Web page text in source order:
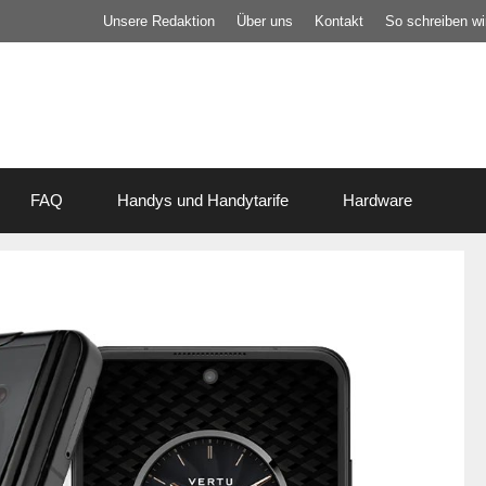
Unsere Redaktion Über uns Kontakt So schreiben
FAQ Handys und Handytarife Hardware